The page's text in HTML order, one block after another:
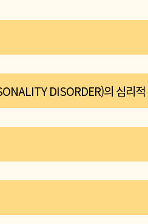
의 스펙트럼 상의 한 위치에 놓이면
서 벗어난 ‘극단치’에 해당한다면
어려움이 삶을 방해하는 정도라면
DISORDER)의 심리적
각과 느낌으로 고통스러울 수 있고,
운 공허감에 빠질 수 있습니다. 일상
석이 있어서 원하는 일을 포기하거
나일텐데, 관계의 부정적인 신호에
대 경험은 매우 높은 비율로 나타
험 요인에 해당합니다. 위험 요인을